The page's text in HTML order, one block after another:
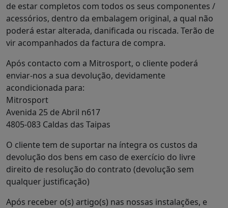
de estar completos com todos os seus componentes /
acessórios, dentro da embalagem original, a qual não
poderá estar alterada, danificada ou riscada. Terão de
vir acompanhados da factura de compra.
Após contacto com a Mitrosport, o cliente poderá
enviar-nos a sua devolução, devidamente
acondicionada para:
Mitrosport
Avenida 25 de Abril n617
4805-083 Caldas das Taipas
O cliente tem de suportar na íntegra os custos da
devolução dos bens em caso de exercício do livre
direito de resolução do contrato (devolução sem
qualquer justificação)
Após receber o(s) artigo(s) nas nossas instalações, e